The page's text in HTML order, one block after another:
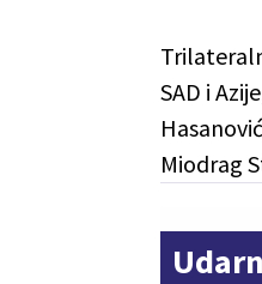
SAD i
Miodrag